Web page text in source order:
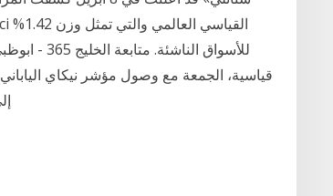
قياسية، الجمعة مع وصول مؤشر نيكاي